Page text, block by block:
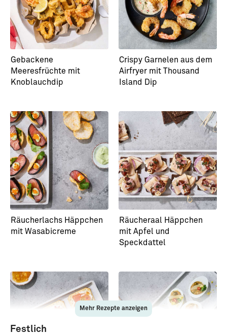
Gebackene
Meeresfrüchte mit
Knoblauchdip
Crispy Garnelen aus dem
Airfryer mit Thousand
Island Dip
Räucherlachs Häppchen
mit Wasabicreme
Räucheraal Häppchen
mit Apfel und
Speckdattel
Mehr Rezepte anzeigen
Festlich